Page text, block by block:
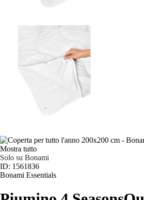
Mostra tutto
Solo su Bonami
ID: 1561836
Bonami Essentials